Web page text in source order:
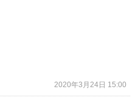
2020年3月24日 15:00